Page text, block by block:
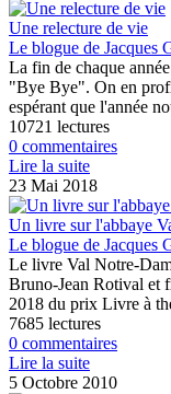
Une relecture de vie
Le blogue de Jacques
La fin de chaque
"Bye Bye". On en
espérant que l'année
10721 lectures
0 commentaires
Lire la suite
23 Mai 2018
Un livre sur l'abbaye
Le blogue de Jacques
Le livre Val Notre-
Bruno-Jean Rotival et
2018 du prix Livre à
7685 lectures
0 commentaires
Lire la suite
5 Octobre 2010